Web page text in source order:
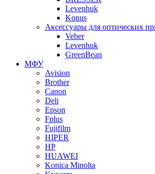
Levenhuk
Konus
Аксессуары для оптических
Veber
Levenhuk
GreenBean
МФУ
Avision
Brother
Canon
Deli
Epson
Fplus
Fujifilm
HIPER
HP
HUAWEI
Konica Minolta